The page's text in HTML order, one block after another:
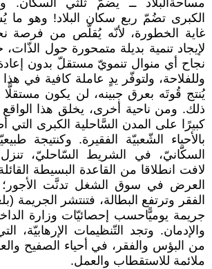
مساحةالبلاد ــ يضمّ ثلثَي
الكبرى تضُمّ ربع سكان البلاد! وهو ما
غاية الخطورة، لأنّه يُقلّص من فرصة
لإيجاد تنمية بديلة متمحورة حول
نجاح أي منوال تنمويّ مستقلّ بدون إعادة
وللفلاحة، ولتوفّر يدٍ عاملة كافية في
يُنتج قُوتَه بعرق جبينه، لن يكون
ذلك. ومن ناحية أخرى، يخلق هذا الواقع
كبيرًا على المدن السَّاحلية الكبرى
بالأحياء الشّعبيّة الفقيرة. وكنتيجة
السكّانيّ، في الشريط السّاحليّ،
لافت انطلاقا من القاعدة البسيطة
العرض في سوق الشغل تدنَّت الأجور؛
والإدمان. وتجد التّنظيمات الإرهابيّة،
من البؤس والفقر، في أحياء الصفيح
ملائمة للاستقطاب والعمل.